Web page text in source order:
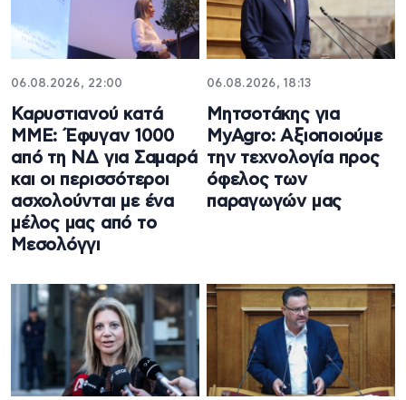
06.08.2026, 22:00
Καρυστιανού κατά
ΜΜΕ: Έφυγαν 1000
από τη ΝΔ για Σαμαρά
και οι περισσότεροι
ασχολούνται με ένα
μέλος μας από το
Μεσολόγγι
06.08.2026, 18:13
Μητσοτάκης για
MyAgro: Αξιοποιούμε
την τεχνολογία προς
όφελος των
παραγωγών μας